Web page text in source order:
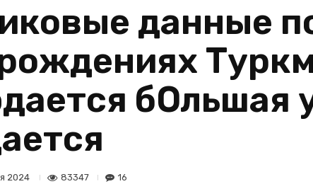
l
i
k
m
данные
бОльшая
2024 83347 16